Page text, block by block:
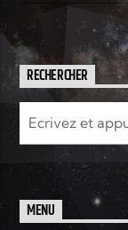
RECHERCHER
MENU